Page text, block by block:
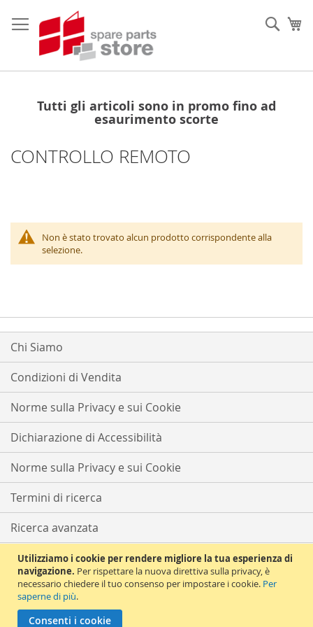
Utilizziamo i cookie per rendere migliore la tua esperienza di
navigazione. Per rispettare la nuova direttiva sulla privacy, è
necessario chiedere il tuo consenso per impostare i cookie. Per
saperne di più.
Consenti i cookie
al
contenuto
Tutti gli articoli sono in promo fino ad
esaurimento scorte
CONTROLLO REMOTO
Non è stato trovato alcun prodotto corrispondente alla
selezione.
Chi Siamo
Condizioni di Vendita
Norme sulla Privacy e sui Cookie
Dichiarazione di Accessibilità
Norme sulla Privacy e sui Cookie
Termini di ricerca
Ricerca avanzata
Ordini e resi
Contattaci
Copyright © 2021 Solema Tutti i diritti riservati | Partita iva e CF